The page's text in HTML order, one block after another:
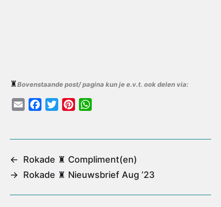
♜Bovenstaande post/ pagina kun je e.v.t. ook delen via:
i
l
e
b
o
k
t
t
r
t
e
e
s
t
s
p
p
←
Rokade ♜ Compliment(en)
→ Rokade ♜ Nieuwsbrief Aug ’23